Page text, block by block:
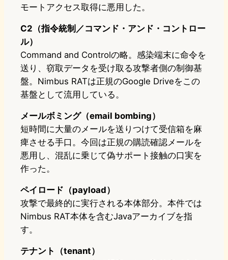
モートアクセス取得に悪用した。
C2（指令統制／コマンド・アンド・コントロー
ル）
Command and Controlの略。感染端末に命令を
送り、窃取データを受け取る攻撃者側の制御基
盤。Nimbus RATは正規のGoogle Driveをこの
基盤として流用している。
メールボミング（email bombing）
短時間に大量のメールを送りつけて受信箱を麻
痺させる手口。今回は正規の購読確認メールを
悪用し、混乱に乗じて偽サポート接触の口実を
作った。
ペイロード（payload）
攻撃で最終的に実行される本体部分。本件では
Nimbus RAT本体を含むJavaアーカイブを指
す。
テナント（tenant）